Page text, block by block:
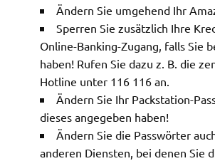
Ändern Sie umgehend Ihr
Sperren Sie zusätzlich Ihre
Online-Banking-Zugang, falls Sie
haben! Rufen Sie dazu z. B. die
Hotline unter 116 116 an.
Ändern Sie Ihr Packstation-
dieses angegeben haben!
Ändern Sie die Passwörter
anderen Diensten, bei denen Sie